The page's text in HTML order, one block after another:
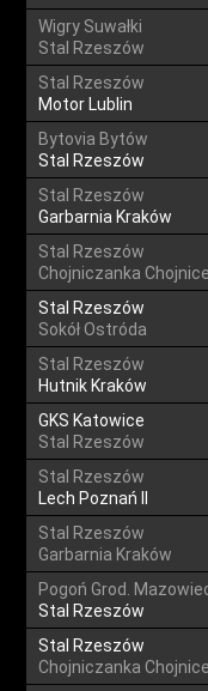
Wigry Suwałki
Stal Rzeszów
Stal Rzeszów
Motor Lublin
Bytovia Bytów
Stal Rzeszów
Stal Rzeszów
Garbarnia Kraków
Stal Rzeszów
Chojniczanka Chojnice
Stal Rzeszów
Sokół Ostróda
Stal Rzeszów
Hutnik Kraków
GKS Katowice
Stal Rzeszów
Stal Rzeszów
Lech Poznań II
Stal Rzeszów
Garbarnia Kraków
Pogoń Grod.
Stal Rzeszów
Stal Rzeszów
Chojniczanka Chojnice